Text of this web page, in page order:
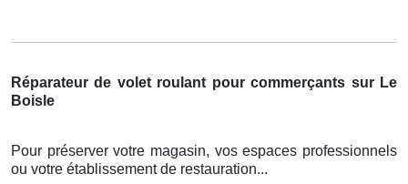
Réparateur de volet roulant pour commerçants sur Le
Boisle
Pour préserver votre magasin, vos espaces professionnels
ou votre établissement de restauration...